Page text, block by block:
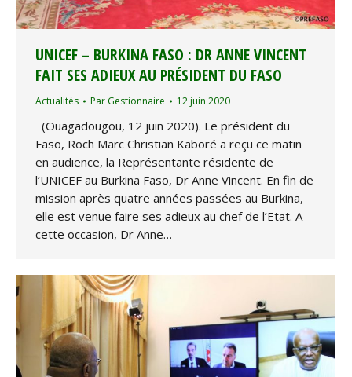
UNICEF – BURKINA FASO : DR ANNE VINCENT
FAIT SES ADIEUX AU PRÉSIDENT DU FASO
Actualités Par Gestionnaire 12 juin 2020
(Ouagadougou, 12 juin 2020). Le président du
Faso, Roch Marc Christian Kaboré a reçu ce matin
en audience, la Représentante résidente de
l’UNICEF au Burkina Faso, Dr Anne Vincent. En fin de
mission après quatre années passées au Burkina,
elle est venue faire ses adieux au chef de l’Etat. A
cette occasion, Dr Anne…